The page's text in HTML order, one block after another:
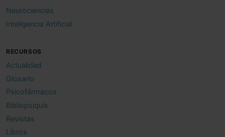
Neurociencias
Inteligencia Artificial
RECURSOS
Actualidad
Glosario
Psicofármacos
Bibliopsiquis
Revistas
Libros